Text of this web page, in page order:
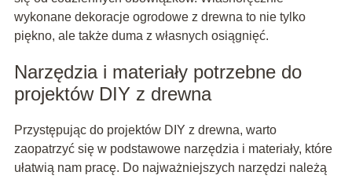
wykonane dekoracje ogrodowe z drewna to nie tylko
piękno, ale także duma z własnych osiągnięć.
Narzędzia i materiały potrzebne do
projektów DIY z drewna
Przystępując do projektów DIY z drewna, warto
zaopatrzyć się w podstawowe narzędzia i materiały, które
ułatwią nam pracę. Do najważniejszych narzędzi należą